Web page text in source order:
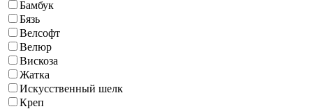
Бамбук
Бязь
Велсофт
Велюр
Вискоза
Жатка
Искусственный шелк
Креп